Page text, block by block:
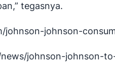
tegasnya.
johnson-johnson-
johnson-johnson-